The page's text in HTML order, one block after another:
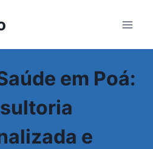
em Poá:
e